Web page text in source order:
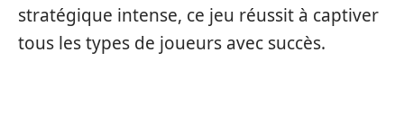
stratégique intense, ce jeu réussit à captiver
tous les types de joueurs avec succès.